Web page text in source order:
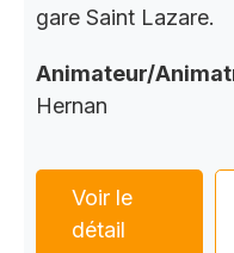
gare Saint Lazare.
Animateur/
Hernan
Voir le
détail